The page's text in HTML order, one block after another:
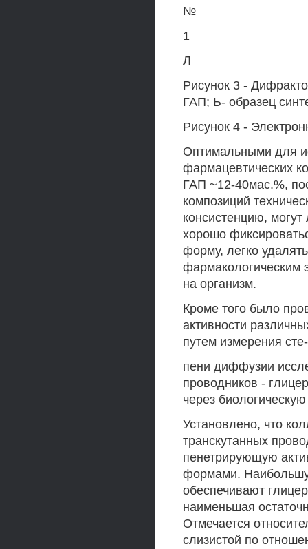
№
1
Л
Рисунок 3 -
ГАП; Ь- образец
Рисунок 4 -
Оптимальными для
фармацевтических
ГАП ~12-40мас.%,
композиций
консистенцию,
хорошо
форму, легко
фармакологическим
на организм.
Кроме того было
активности
путем измерения сте-
пени диффузии
проводников -
через
Установлено, что
транскутанных
пенетрирующую
формами.
обеспечивают
наименьшая
Отмечается
слизистой по